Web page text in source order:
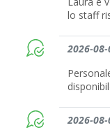
lo staff
2026-
2026-